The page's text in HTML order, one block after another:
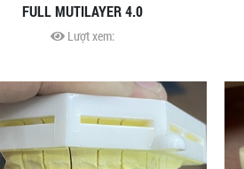
FULL MUTILAYER 4.0
Lượt xem: